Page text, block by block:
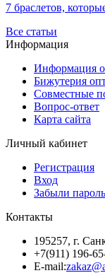
7 браслетов,
Все статьи
Информация
Информация о
Бижутерия
Совместные
Вопрос-ответ
Карта сайта
Личный кабинет
Регистрация
Вход
Забыли
Контакты
195257, г.
+7(911) 196-
E-mail: